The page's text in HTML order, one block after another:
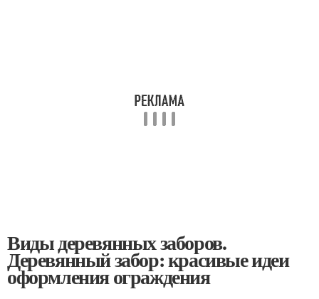
Виды деревянных заборов.
Деревянный забор: красивые идеи
оформления ограждения